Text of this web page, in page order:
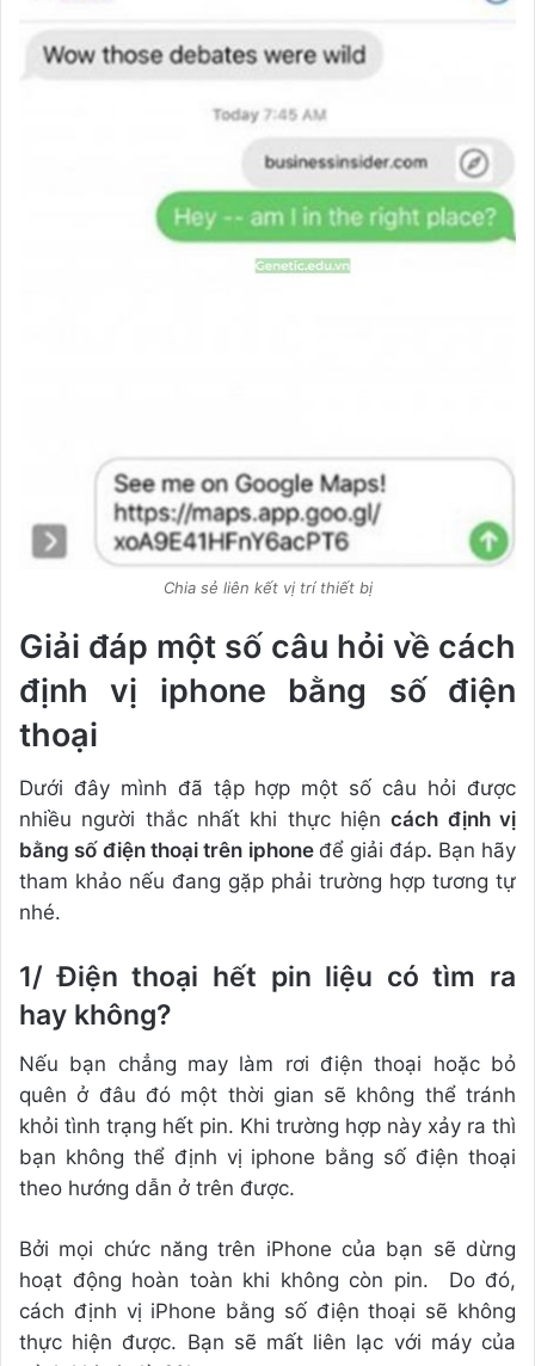
Chia sẻ liên kết vị trí thiết bị
Giải đáp một số câu hỏi về cách
định vị iphone bằng số điện
thoại
Dưới đây mình đã tập hợp một số câu hỏi được
nhiều người thắc nhất khi thực hiệncách định vị
bằng số điện thoại trên iphone để giải đáp. Bạn hãy
tham khảo nếu đang gặp phải trường hợp tương tự
nhé.
1/ Điện thoại hết pin liệu có tìm ra
hay không?
Nếu bạn chẳng may làm rơi điện thoại hoặc bỏ
quên ở đâu đó một thời gian sẽ không thể tránh
khỏi tình trạng hết pin. Khi trường hợp này xảy ra thì
bạn không thể định vị iphone bằng số điện thoại
theo hướng dẫn ở trên được.
Bởi mọi chức năng trên iPhone của bạn sẽ dừng
hoạt động hoàn toàn khi không còn pin. Do đó,
cách định vị iPhone bằng số điện thoại sẽ không
thực hiện được. Bạn sẽ mất liên lạc với máy của